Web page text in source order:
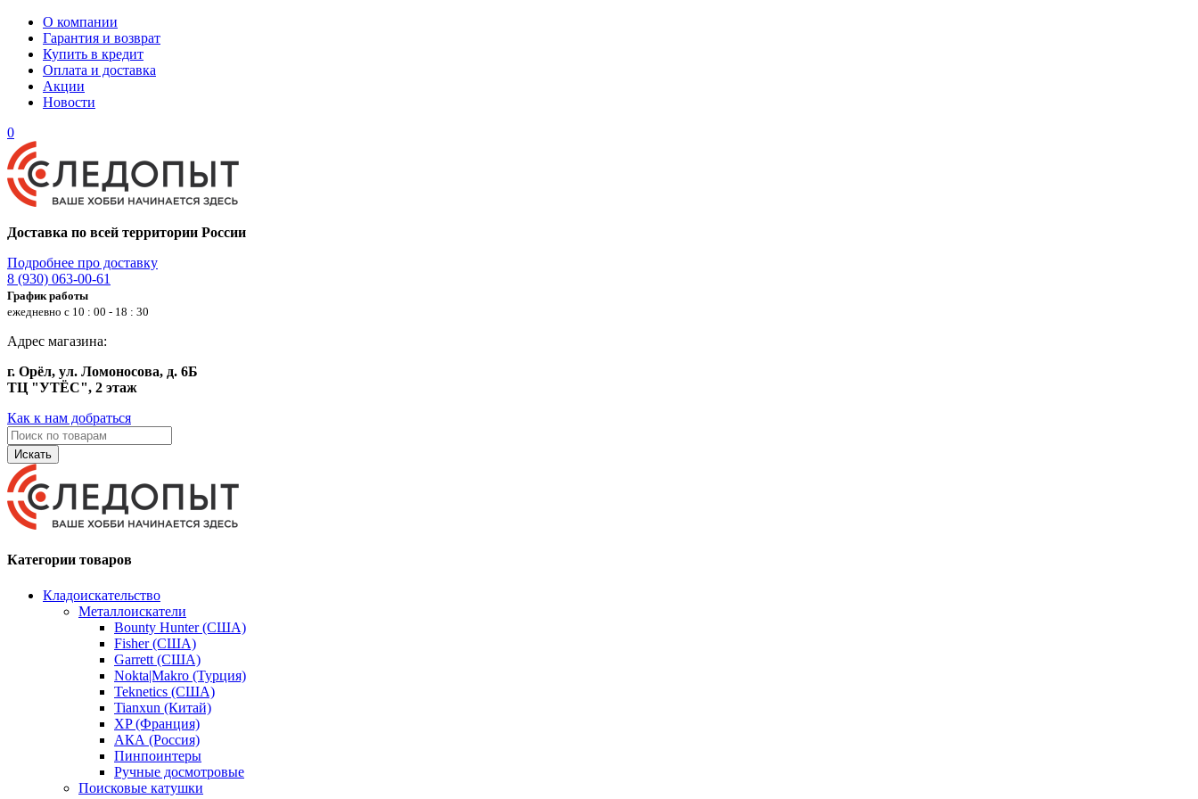
О компании
Гарантия и возврат
Купить в кредит
Оплата и доставка
Акции
Новости
0
Доставка по всей территории России
Подробнее про доставку
8 (930) 063-00-61
График работы
ежедневно с 10 : 00 - 18 : 30
Адрес магазина:
г. Орёл, ул. Ломоносова, д. 6Б
ТЦ "УТЁС", 2 этаж
Как к нам добраться
Искать
Категории товаров
Кладоискательство
Металлоискатели
Bounty Hunter (США)
Fisher (США)
Garrett (США)
Nokta|Makro (Турция)
Teknetics (США)
Tianxun (Китай)
XP (Франция)
АКА (Россия)
Пинпоинтеры
Ручные досмотровые
Поисковые катушки